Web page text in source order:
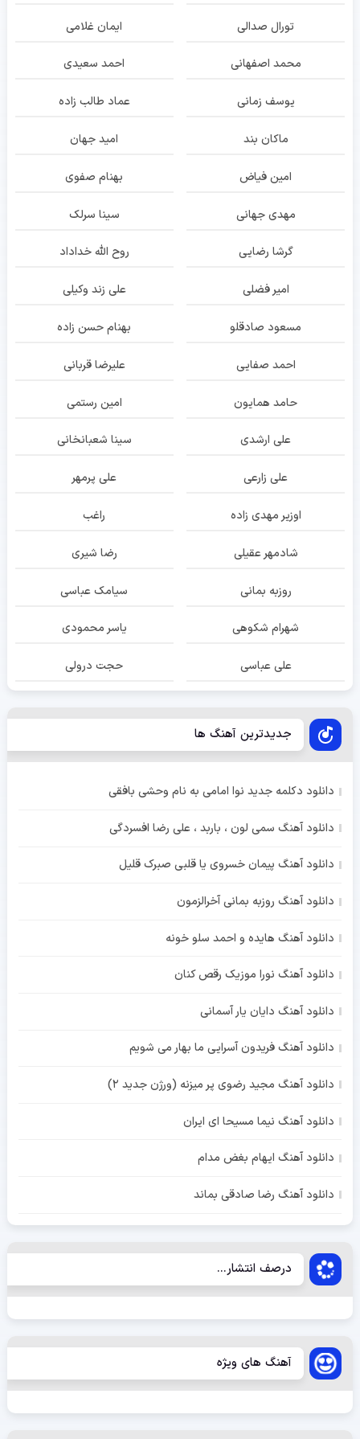
تورال صدالی ایمان غلامی
محمد اصفهانی احمد سعیدی
یوسف زمانی عماد طالب زاده
ماکان بند امید جهان
امین فیاض بهنام صفوی
مهدی جهانی سینا سرلک
گرشا رضایی روح الله خداداد
امیر فضلی علی زند وکیلی
مسعود صادقلو بهنام حسن زاده
احمد صفایی علیرضا قربانی
حامد همایون امین رستمی
علی ارشدی سینا شعبانخانی
علی زارعی علی پرمهر
اوزیر مهدی زاده راغب
شادمهر عقیلی رضا شیری
روزبه بمانی سیامک عباسی
شهرام شکوهی یاسر محمودی
علی عباسی حجت درولی
جدیدترین آهنگ ها
دانلود دکلمه جدید نوا امامی به نام وحشی بافقی
دانلود آهنگ سمی لون ، باربد ، علی رضا افسردگی
دانلود آهنگ پیمان خسروی یا قلبی صبرک قلیل
دانلود آهنگ روزبه بمانی آخرالزمون
دانلود آهنگ هایده و احمد سلو خونه
دانلود آهنگ نورا موزیک رقص کنان
دانلود آهنگ دایان یار آسمانی
دانلود آهنگ فریدون آسرایی ما بهار می شویم
دانلود آهنگ مجید رضوی پر میزنه (ورژن جدید 2)
دانلود آهنگ نیما مسیحا ای ایران
دانلود آهنگ ایهام بغض مدام
دانلود آهنگ رضا صادقی بماند
درصف انتشار...
آهنگ های ویژه